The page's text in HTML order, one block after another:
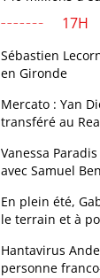
17H
Sébastien
en Gironde
Mercato : Yan
transféré au
Vanessa
avec Samuel
En plein été,
le terrain et à
Hantavirus
personne